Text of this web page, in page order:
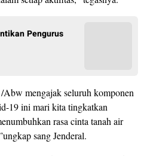
Pengurus
mengajak seluruh komponen
19 ini mari kita tingkatkan
rasa cinta tanah air
sang Jenderal.